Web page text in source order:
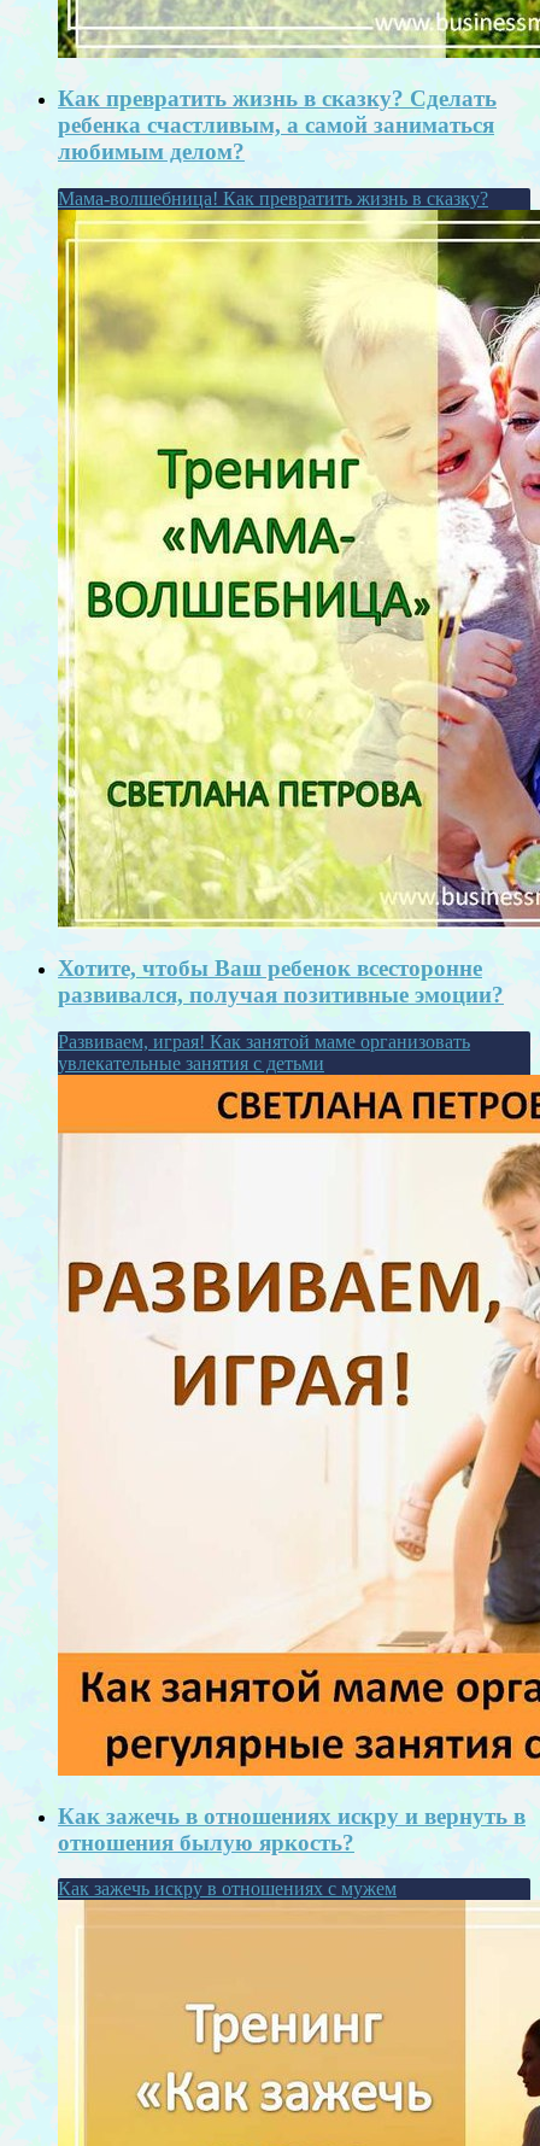
Как превратить жизнь в сказку? Сделать
ребенка счастливым, а самой заниматься
любимым делом?
Мама-волшебница! Как превратить жизнь в сказку?
Хотите, чтобы Ваш ребенок всесторонне
развивался, получая позитивные эмоции?
Развиваем, играя! Как занятой маме организовать
увлекательные занятия с детьми
Как зажечь в отношениях искру и вернуть в
отношения былую яркость?
Как зажечь искру в отношениях с мужем